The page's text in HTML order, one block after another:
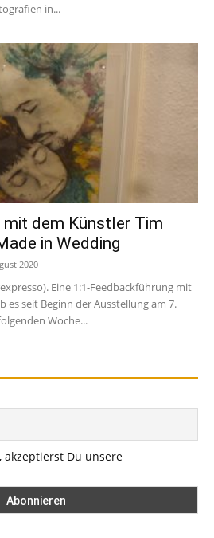
in...
mit dem Künstler Tim
in Wedding
2020
Eine 1:1-Feedbackführung mit
es seit Beginn der Ausstellung am 7.
Woche...
Du unsere